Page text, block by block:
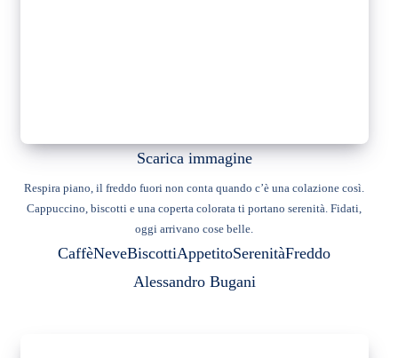
Scarica immagine
Respira piano, il freddo fuori non conta quando c’è una colazione così.
Cappuccino, biscotti e una coperta colorata ti portano serenità. Fidati,
oggi arrivano cose belle.
CaffèNeveBiscottiAppetitoSerenitàFreddo
Alessandro Bugani